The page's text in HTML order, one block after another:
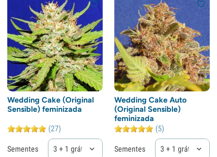
Wedding Cake (Original
Sensible) feminizada
(27)
Sementes 3 + 1 grátis
Wedding Cake Auto
(Original Sensible)
feminizada
(5)
Sementes 3 + 1 grátis